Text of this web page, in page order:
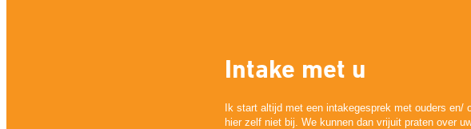
Intake met u
Ik start altijd met een intakegesprek met ouders en/
hier zelf niet bij. We kunnen dan vrijuit praten over